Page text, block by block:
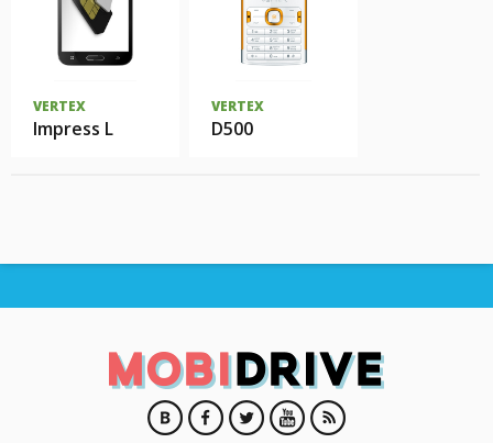
VERTEX
Impress L
VERTEX
D500